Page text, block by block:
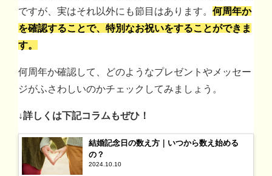
ですが、実はそれ以外にも節目はあります。 何周年か
を確認することで、特別なお祝いをすることができま
す。
何周年か確認して、どのようなプレゼントやメッセー
ジがふさわしいのかチェックしてみましょう。
↓詳しくは下記コラムもぜひ！
結婚記念日の数え方｜いつから数え始める
の？
2024.10.10